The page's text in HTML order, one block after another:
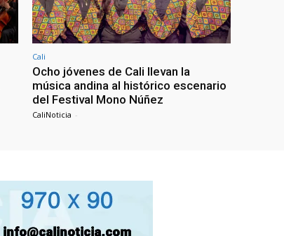
Cali
Ocho jóvenes de Cali llevan la
música andina al histórico escenario
del Festival Mono Núñez
CaliNoticia -